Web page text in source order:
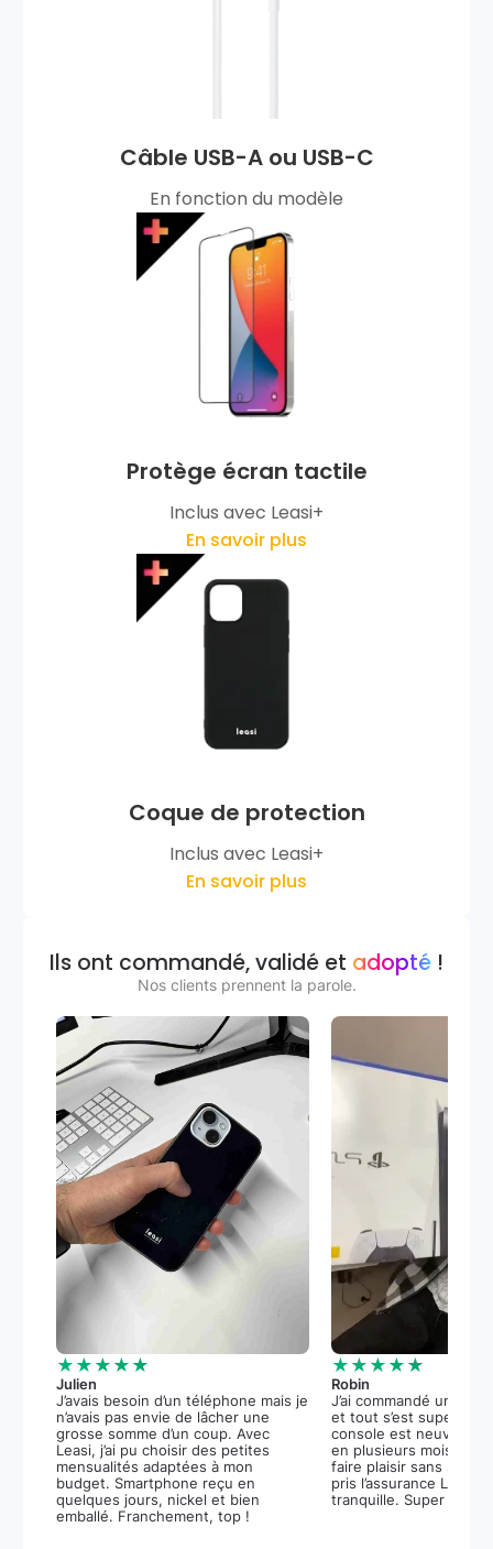
Câble USB-A ou USB-C
En fonction du modèle
Protège écran tactile
Inclus avec Leasi+
En savoir plus
Coque de protection
Inclus avec Leasi+
En savoir plus
Ils ont commandé, validé et adopté !
Nos clients prennent la parole.
★★★★★
Julien
J’avais besoin d’un téléphone mais je
n’avais pas envie de lâcher une
grosse somme d’un coup. Avec
Leasi, j’ai pu choisir des petites
mensualités adaptées à mon
budget. Smartphone reçu en
quelques jours, nickel et bien
emballé. Franchement, top !
★★★★★
Robin
J’ai commandé une
et tout s’est super
console est neuve, et
en plusieurs mois m’a
faire plaisir sans stress.
pris l’assurance
tranquille. Super